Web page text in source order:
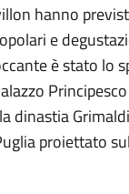
hanno
e
è stato lo
dinastia
proiettato